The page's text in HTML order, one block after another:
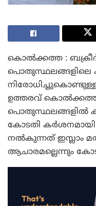
കൊൽക്കത്ത : ബക്രീദ്
പൊതുസ്ഥലങ്ങളിലെ
ഉത്തരവ് കൊൽക്കത്ത
പൊതുസ്ഥലങ്ങളിൽ
കോടതി
നൽകുന്നത് ഇസ്ലാം
ആചാരമല്ലെന്നും